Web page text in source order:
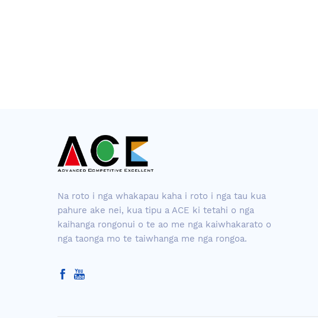
Na roto i nga whakapau kaha i roto i nga tau kua
pahure ake nei, kua tipu a ACE ki tetahi o nga
kaihanga rongonui o te ao me nga kaiwhakarato o
nga taonga mo te taiwhanga me nga rongoa.